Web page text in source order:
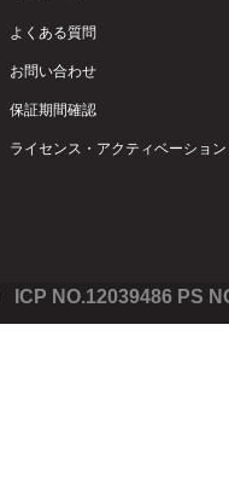
よくある質問
お問い合わせ
保証期間確認
ライセンス・アクティベーション
NO.12039486 PS